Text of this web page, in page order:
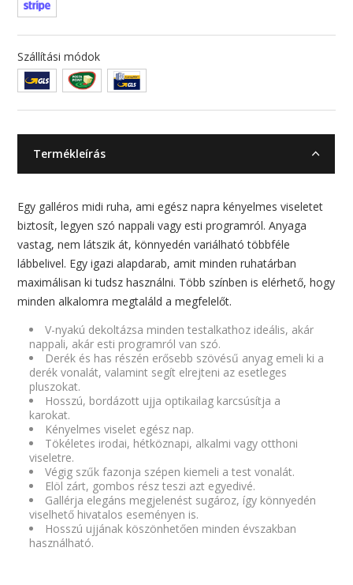
Szállítási módok
Termékleírás
Egy galléros midi ruha, ami egész napra kényelmes viseletet
biztosít, legyen szó nappali vagy esti programról. Anyaga
vastag, nem látszik át, könnyedén variálható többféle
lábbelivel. Egy igazi alapdarab, amit minden ruhatárban
maximálisan ki tudsz használni. Több színben is elérhető, hogy
minden alkalomra megtaláld a megfelelőt.
V-nyakú dekoltázsa minden testalkathoz ideális, akár
nappali, akár esti programról van szó.
Derék és has részén erősebb szövésű anyag emeli ki a
derék vonalát, valamint segít elrejteni az esetleges
pluszokat.
Hosszú, bordázott ujja optikailag karcsúsítja a
karokat.
Kényelmes viselet egész nap.
Tökéletes irodai, hétköznapi, alkalmi vagy otthoni
viseletre.
Végig szűk fazonja szépen kiemeli a test vonalát.
Elöl zárt, gombos rész teszi azt egyedivé.
Gallérja elegáns megjelenést sugároz, így könnyedén
viselhető hivatalos eseményen is.
Hosszú ujjának köszönhetően minden évszakban
használható.